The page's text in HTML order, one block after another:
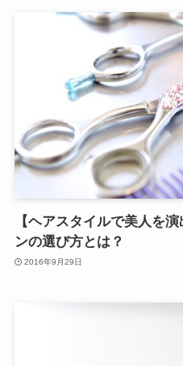
【ヘアスタイルで美人を
ンの選び方とは？
2016年9月29日